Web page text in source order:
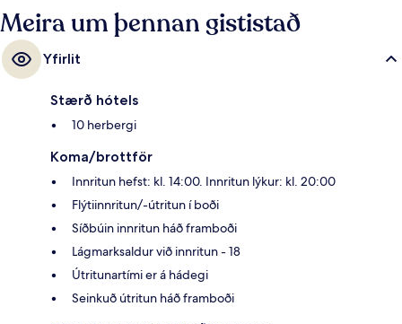
Meira um þennan gististað
Yfirlit
Stærð hótels
10 herbergi
Koma/brottför
Innritun hefst: kl. 14:00. Innritun lýkur: kl. 20:00
Flýtiinnritun/-útritun í boði
Síðbúin innritun háð framboði
Lágmarksaldur við innritun - 18
Útritunartími er á hádegi
Seinkuð útritun háð framboði